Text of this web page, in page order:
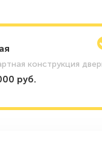
конструкция
руб.